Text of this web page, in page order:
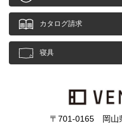
カタログ請求
寝具
〒701-0165 岡山